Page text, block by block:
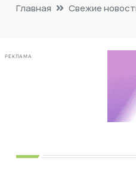
Главная Свежие
РЕКЛАМА